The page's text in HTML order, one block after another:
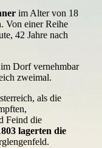
im Alter von 18
Von einer Reihe
42 Jahre nach
Dorf vernehmbar
zweimal.
als die
Feind die
lagerten die